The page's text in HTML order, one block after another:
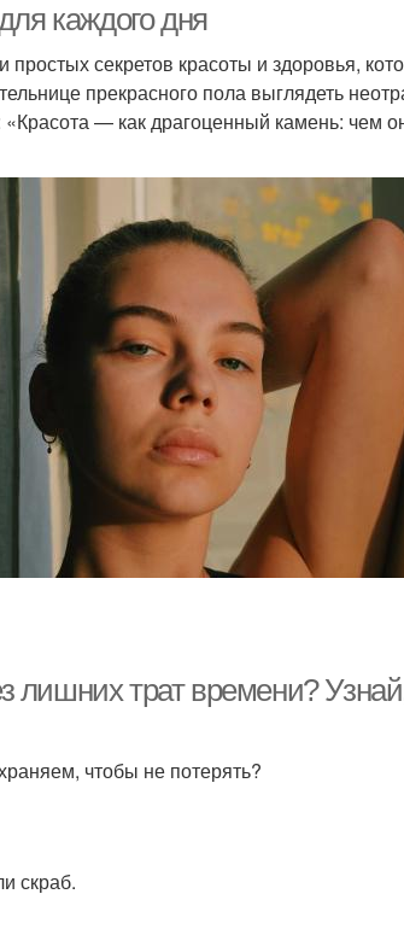
каждого дня
простых секретов красоты и здоровья,
прекрасного пола выглядеть
— как драгоценный камень: чем
трат времени?
чтобы не потерять?
скраб.